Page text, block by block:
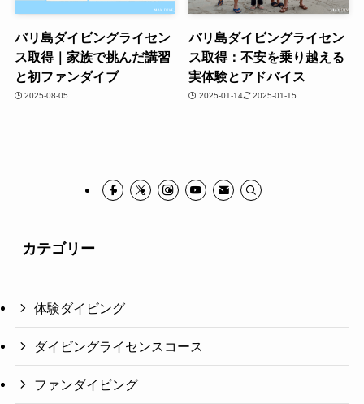
バリ島ダイビングライセン
ス取得｜家族で挑んだ講習
と初ファンダイブ
2025-08-05
バリ島ダイビングライセン
ス取得：不安を乗り越える
実体験とアドバイス
2025-01-14 2025-01-15
カテゴリー
体験ダイビング
ダイビングライセンスコース
ファンダイビング